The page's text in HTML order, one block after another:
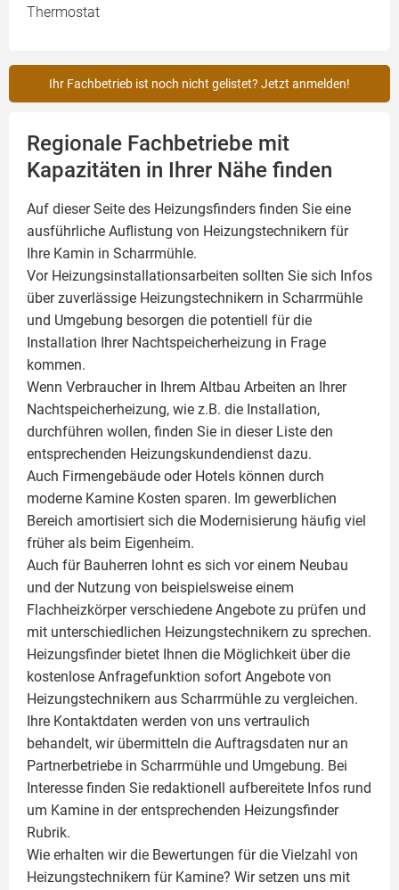
Thermostat
Ihr Fachbetrieb ist noch nicht gelistet? Jetzt anmelden!
Regionale Fachbetriebe mit
Kapazitäten in Ihrer Nähe finden
Auf dieser Seite des Heizungsfinders finden Sie eine
ausführliche Auflistung von Heizungstechnikern für
Ihre Kamin in Scharrmühle.
Vor Heizungsinstallationsarbeiten sollten Sie sich Infos
über zuverlässige Heizungstechnikern in Scharrmühle
und Umgebung besorgen die potentiell für die
Installation Ihrer Nachtspeicherheizung in Frage
kommen.
Wenn Verbraucher in Ihrem Altbau Arbeiten an Ihrer
Nachtspeicherheizung, wie z.B. die Installation,
durchführen wollen, finden Sie in dieser Liste den
entsprechenden Heizungskundendienst dazu.
Auch Firmengebäude oder Hotels können durch
moderne Kamine Kosten sparen. Im gewerblichen
Bereich amortisiert sich die Modernisierung häufig viel
früher als beim Eigenheim.
Auch für Bauherren lohnt es sich vor einem Neubau
und der Nutzung von beispielsweise einem
Flachheizkörperverschiedene Angebote zu prüfen und
mit unterschiedlichen Heizungstechnikern zu sprechen.
Heizungsfinder bietet Ihnen die Möglichkeit über die
kostenlose Anfragefunktion sofort Angebote von
Heizungstechnikern aus Scharrmühle zu vergleichen.
Ihre Kontaktdaten werden von uns vertraulich
behandelt, wir übermitteln die Auftragsdaten nur an
Partnerbetriebe in Scharrmühle und Umgebung. Bei
Interesse finden Sie redaktionell aufbereitete Infos rund
um Kamine in der entsprechenden Heizungsfinder
Rubrik.
Wie erhalten wir die Bewertungen für die Vielzahl von
Heizungstechnikern für Kamine? Wir setzen uns mit